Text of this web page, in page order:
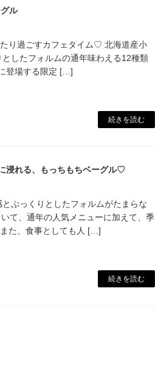
ル
り過ごすカフェタイム♡ 北海道産小
したフォルムの通年味わえる12種類
登場する限定 […]
続きを読む
浸れる、もっちもちベーグル♡
ぷっくりとしたフォルムがたまらな
て、通年の人気メニューに加えて、季
た、食事としても人 […]
続きを読む